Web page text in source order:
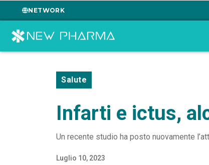
NETWORK
Salute
Infarti e ictus,
Un recente studio ha posto nuovamente
Luglio 10, 2023